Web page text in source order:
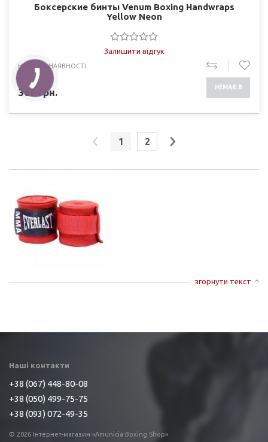
Боксерские бинты Venum Boxing Handwraps
Yellow Neon
Залишити відгук
НЕМАЄ В НАЯВНОСТІ
365 грн. НЕМАЄ В
1 2
згорнути текст
Наші контакти
+38 (067) 448-80-08
+38 (050) 499-75-75
+38 (093) 072-49-35
© 2026 Інтернет-магазин «Amunicia Boxing Shop»